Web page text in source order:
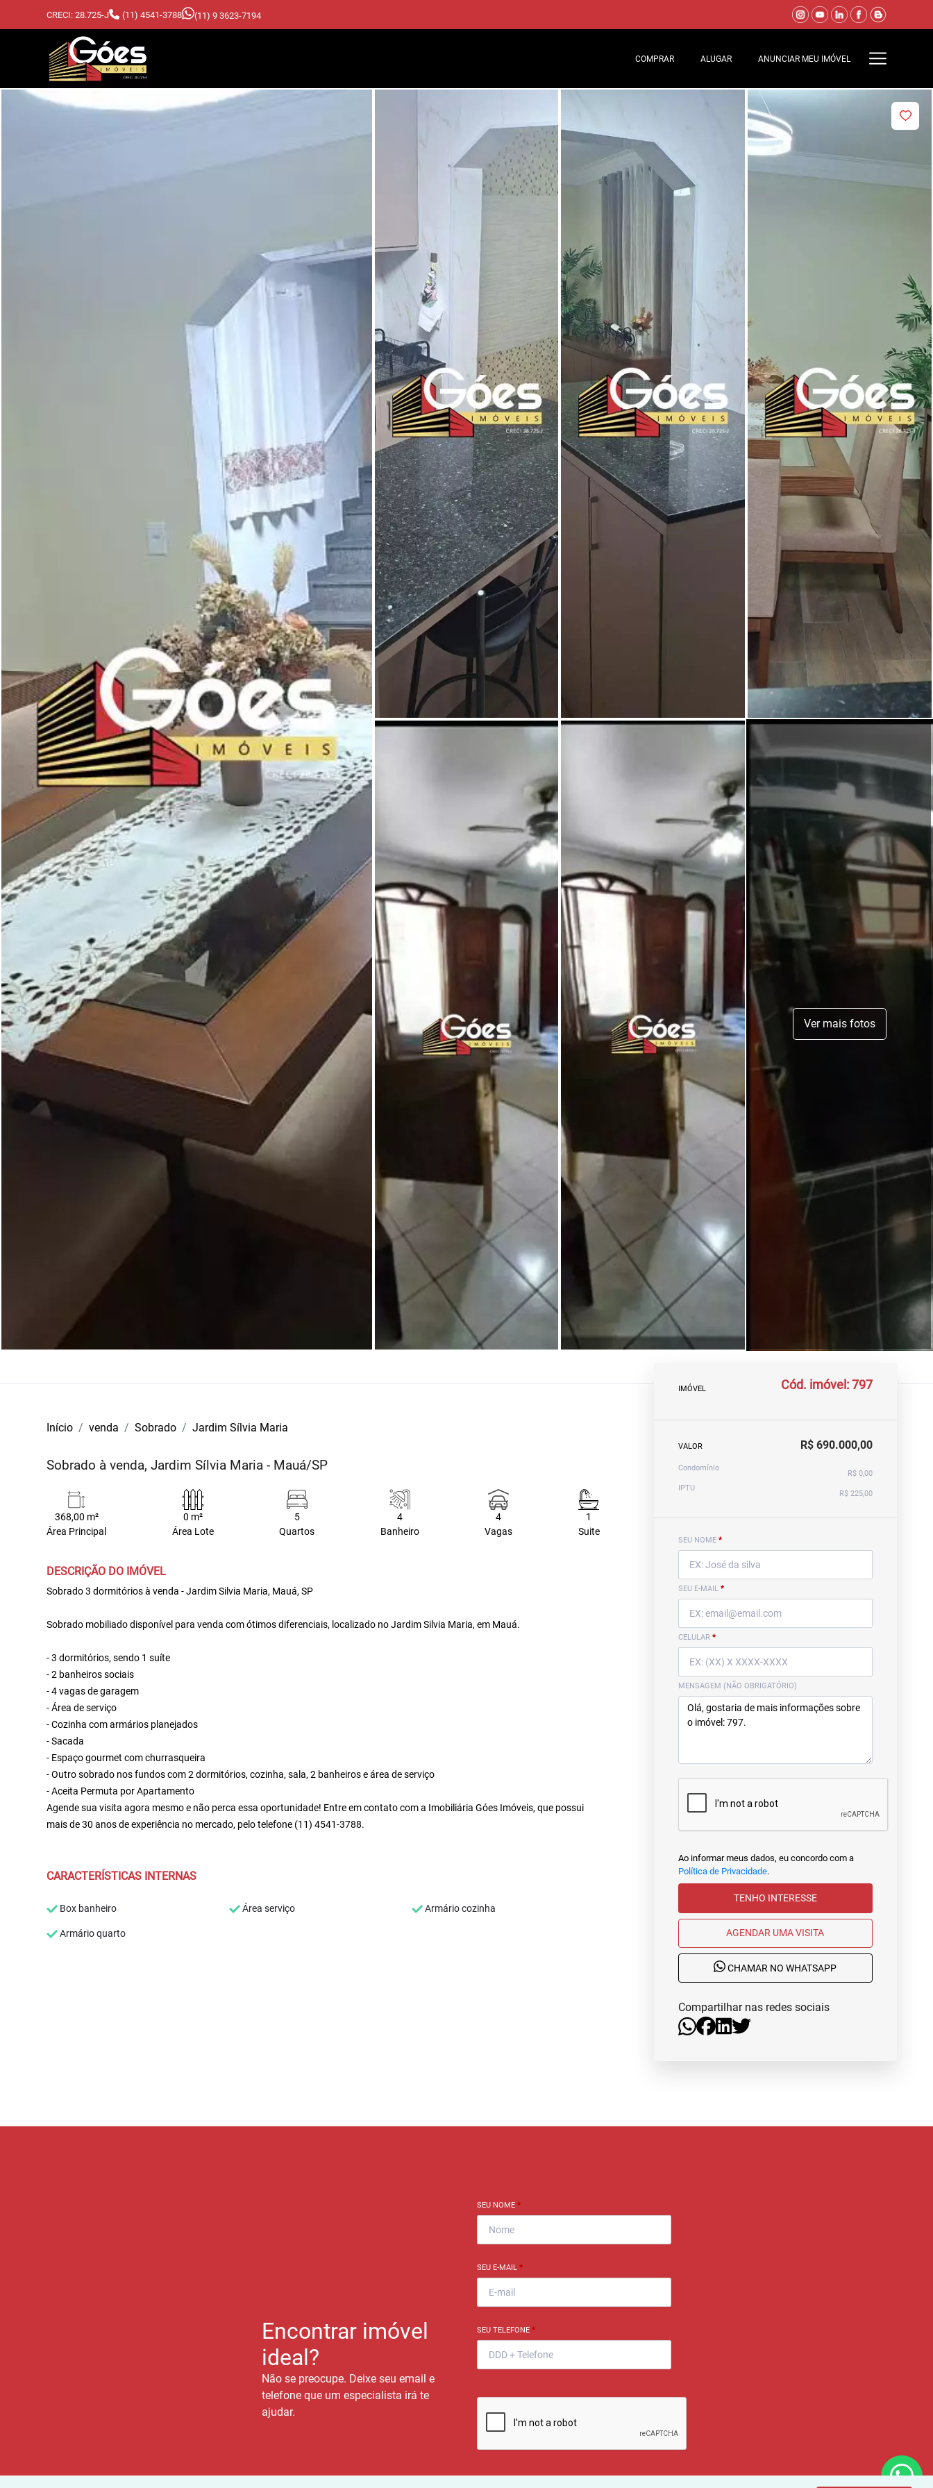
CRECI: 28.725-J (11) 4541-3788 (11) 9 3623-7194
COMPRAR ALUGAR ANUNCIAR MEU IMÓVEL
Ver mais fotos
Início venda Sobrado Jardim Sílvia Maria
Sobrado à venda, Jardim Sílvia Maria - Mauá/SP
368,00 m²
Área Principal
0 m²
Área Lote
5
Quartos
4
Banheiro
4
Vagas
1
Suite
DESCRIÇÃO DO IMÓVEL
Sobrado 3 dormitórios à venda - Jardim Silvia Maria, Mauá, SP
Sobrado mobiliado disponível para venda com ótimos diferenciais, localizado no Jardim Silvia Maria, em Mauá.
- 3 dormitórios, sendo 1 suíte
- 2 banheiros sociais
- 4 vagas de garagem
- Área de serviço
- Cozinha com armários planejados
- Sacada
- Espaço gourmet com churrasqueira
- Outro sobrado nos fundos com 2 dormitórios, cozinha, sala, 2 banheiros e área de serviço
- Aceita Permuta por Apartamento
Agende sua visita agora mesmo e não perca essa oportunidade! Entre em contato com a Imobiliária Góes Imóveis, que possui
mais de 30 anos de experiência no mercado, pelo telefone (11) 4541-3788.
CARACTERÍSTICAS INTERNAS
Box banheiro Área serviço Armário cozinha
Armário quarto
IMÓVEL Cód. imóvel: 797
VALOR R$ 690.000,00
Condomínio
R$ 0,00
IPTU
R$ 225,00
SEU NOME *
SEU E-MAIL *
CELULAR *
MENSAGEM (NÃO OBRIGATÓRIO)
Ao informar meus dados, eu concordo com a
Política de Privacidade.
TENHO INTERESSE
AGENDAR UMA VISITA
CHAMAR NO WHATSAPP
Compartilhar nas redes sociais
Encontrar imóvel
ideal?
Não se preocupe. Deixe seu email e
telefone que um especialista irá te
ajudar.
SEU NOME *
SEU E-MAIL *
SEU TELEFONE *